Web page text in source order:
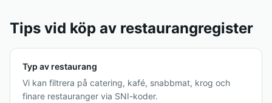
Tips vid köp av restaurangregister
Typ av restaurang
Vi kan filtrera på catering, kafé, snabbmat, krog och
finare restauranger via SNI-koder.